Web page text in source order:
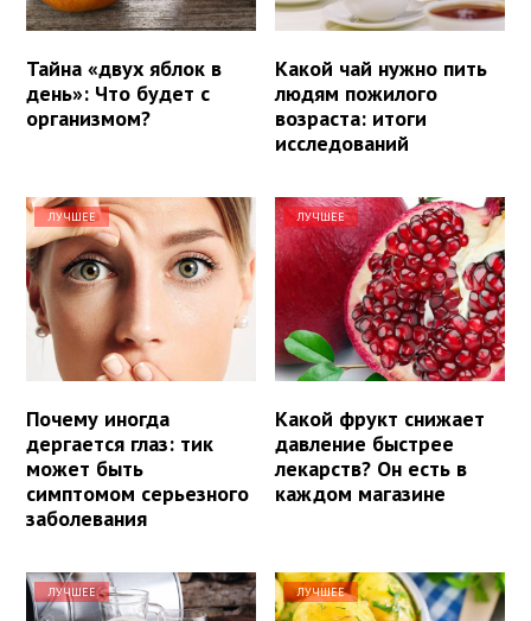
Тайна «двух яблок в
день»: Что будет с
организмом?
Какой чай нужно пить
людям пожилого
возраста: итоги
исследований
ЛУЧШЕЕ
Почему иногда
дергается глаз: тик
может быть
симптомом серьезного
заболевания
ЛУЧШЕЕ
Какой фрукт снижает
давление быстрее
лекарств? Он есть в
каждом магазине
ЛУЧШЕЕ ЛУЧШЕЕ